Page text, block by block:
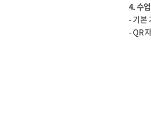
4. 수
- 기본
- QR